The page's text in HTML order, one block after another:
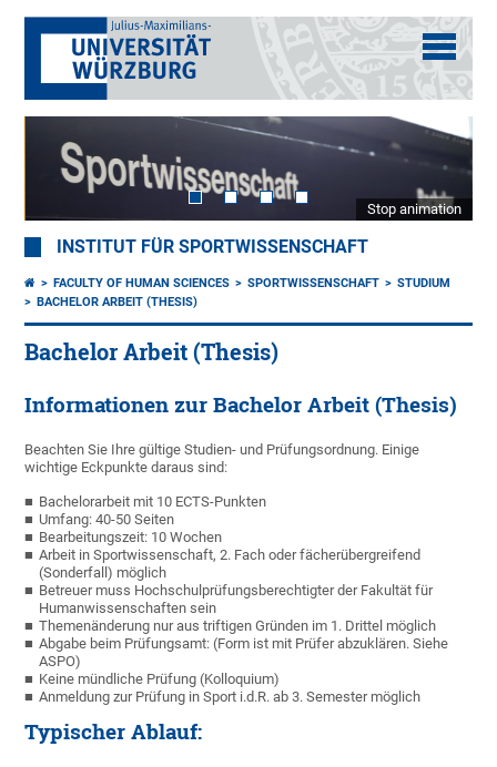
Stop animation
INSTITUT FÜR SPORTWISSENSCHAFT
FACULTY OF HUMAN SCIENCES SPORTWISSENSCHAFT
STUDIUM
BACHELOR ARBEIT (THESIS)
Bachelor Arbeit (Thesis)
Informationen zur Bachelor Arbeit (Thesis)
Beachten Sie Ihre gültige Studien- und Prüfungsordnung. Einige
wichtige Eckpunkte daraus sind:
Bachelorarbeit mit 10 ECTS-Punkten
Umfang: 40-50 Seiten
Bearbeitungszeit: 10 Wochen
Arbeit in Sportwissenschaft, 2. Fach oder fächerübergreifend
(Sonderfall) möglich
Betreuer muss Hochschulprüfungsberechtigter der Fakultät für
Humanwissenschaften sein
Themenänderung nur aus triftigen Gründen im 1. Drittel möglich
Abgabe beim Prüfungsamt: (Form ist mit Prüfer abzuklären. Siehe
ASPO)
Keine mündliche Prüfung (Kolloquium)
Anmeldung zur Prüfung in Sport i.d.R. ab 3. Semester möglich
Typischer Ablauf: